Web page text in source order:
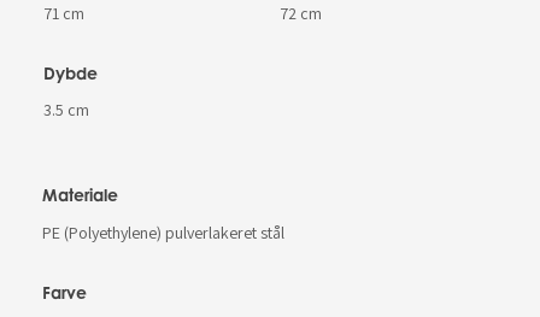
71 cm 72 cm
Dybde
3.5 cm
Materiale
PE (Polyethylene) pulverlakeret stål
Farve